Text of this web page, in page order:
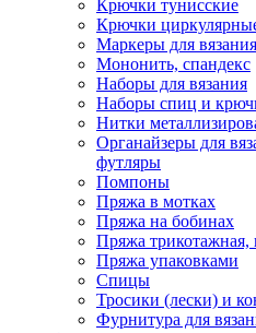
Крючки тунисские
Крючки
Маркеры для вязания
Мононить, спандекс
Наборы для вязания
Наборы спиц и
Нитки
Органайзеры для
футляры
Помпоны
Пряжа в мотках
Пряжа на бобинах
Пряжа трикотажная,
Пряжа упаковками
Спицы
Тросики (лески) и
Фурнитура для